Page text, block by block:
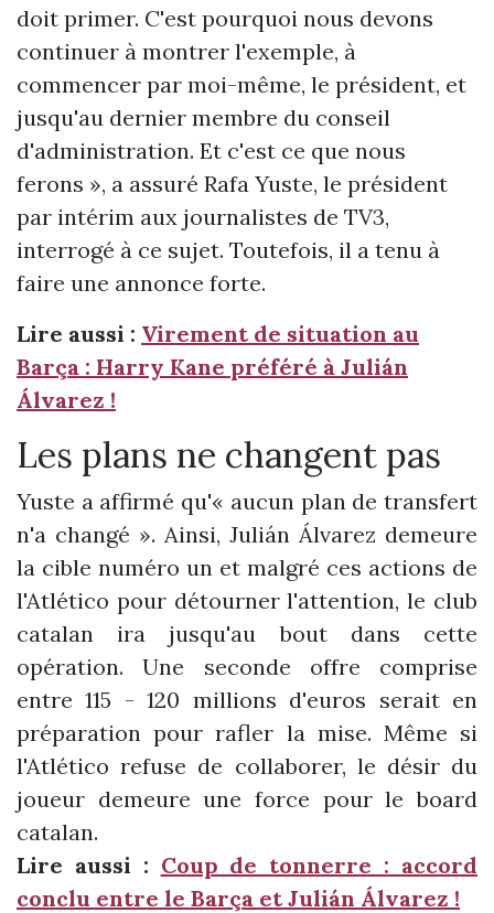
doit primer. C'est pourquoi nous devons
continuer à montrer l'exemple, à
commencer par moi-même, le président, et
jusqu'au dernier membre du conseil
d'administration. Et c'est ce que nous
ferons », a assuré Rafa Yuste, le président
par intérim aux journalistes de TV3,
interrogé à ce sujet. Toutefois, il a tenu à
faire une annonce forte.
Lire aussi : Virement de situation au
Barça : Harry Kane préféré à Julián
Álvarez !
Les plans ne changent pas
Yuste a affirmé qu'« aucun plan de transfert
n'a changé ». Ainsi, Julián Álvarez demeure
la cible numéro un et malgré ces actions de
l'Atlético pour détourner l'attention, le club
catalan ira jusqu'au bout dans cette
opération. Une seconde offre comprise
entre 115 - 120 millions d'euros serait en
préparation pour rafler la mise. Même si
l'Atlético refuse de collaborer, le désir du
joueur demeure une force pour le board
catalan.
Lire aussi : Coup de tonnerre : accord
conclu entre le Barça et Julián Álvarez !